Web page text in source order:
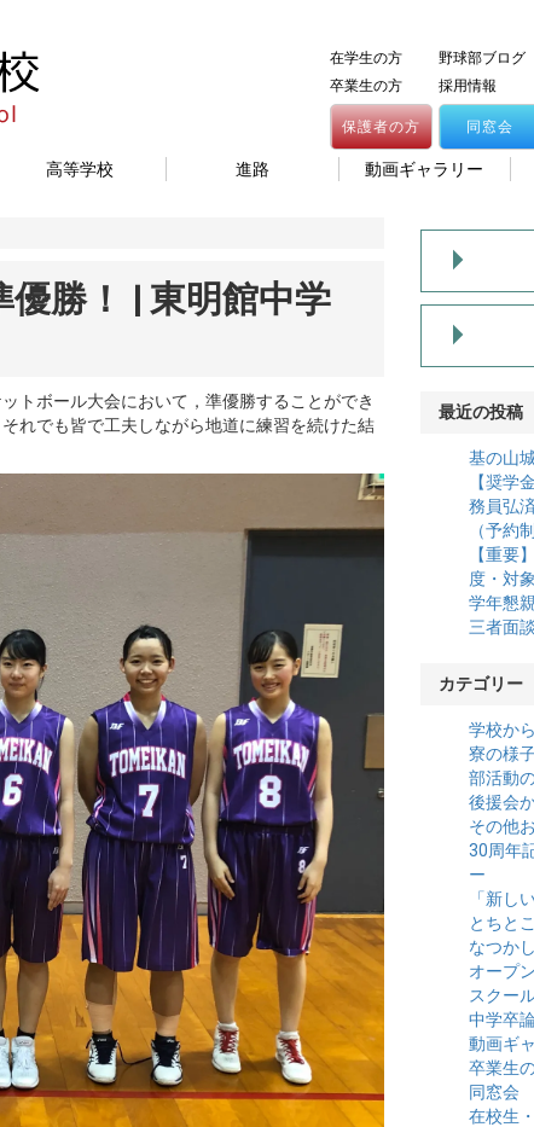
在学生の方 野球部ブログ
卒業生の方
採用情報
保護者の方 同窓会
高等学校 進路 動画ギャラリー
勝！ | 東明館中学
トボール大会において，準優勝することができ
れでも皆で工夫しながら地道に練習を続けた結
最近の投稿
基の山
【奨学
務員弘
（予約
【重要
度・対
学年懇
三者面
カテゴリー
学校か
寮の様
部活動
後援会
その他
30周年
ー
「新し
とちと
なつか
オープ
スクー
中学卒
動画ギ
卒業生
同窓会
在校生